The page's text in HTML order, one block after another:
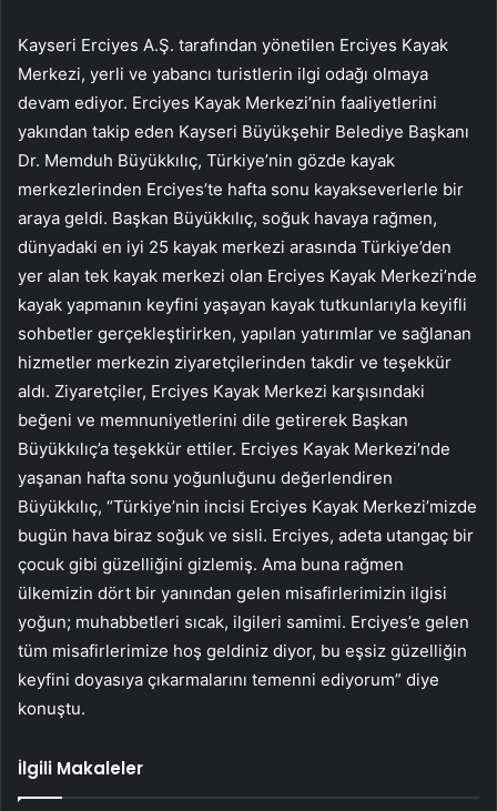
Kayseri Erciyes A.Ş. tarafından yönetilen Erciyes Kayak
Merkezi, yerli ve yabancı turistlerin ilgi odağı olmaya
devam ediyor. Erciyes Kayak Merkezi’nin faaliyetlerini
yakından takip eden Kayseri Büyükşehir Belediye Başkanı
Dr. Memduh Büyükkılıç, Türkiye’nin gözde kayak
merkezlerinden Erciyes’te hafta sonu kayakseverlerle bir
araya geldi. Başkan Büyükkılıç, soğuk havaya rağmen,
dünyadaki en iyi 25 kayak merkezi arasında Türkiye’den
yer alan tek kayak merkezi olan Erciyes Kayak Merkezi’nde
kayak yapmanın keyfini yaşayan kayak tutkunlarıyla keyifli
sohbetler gerçekleştirirken, yapılan yatırımlar ve sağlanan
hizmetler merkezin ziyaretçilerinden takdir ve teşekkür
aldı. Ziyaretçiler, Erciyes Kayak Merkezi karşısındaki
beğeni ve memnuniyetlerini dile getirerek Başkan
Büyükkılıç’a teşekkür ettiler. Erciyes Kayak Merkezi’nde
yaşanan hafta sonu yoğunluğunu değerlendiren
Büyükkılıç, “Türkiye’nin incisi Erciyes Kayak Merkezi’mizde
bugün hava biraz soğuk ve sisli. Erciyes, adeta utangaç bir
çocuk gibi güzelliğini gizlemiş. Ama buna rağmen
ülkemizin dört bir yanından gelen misafirlerimizin ilgisi
yoğun; muhabbetleri sıcak, ilgileri samimi. Erciyes’e gelen
tüm misafirlerimize hoş geldiniz diyor, bu eşsiz güzelliğin
keyfini doyasıya çıkarmalarını temenni ediyorum” diye
konuştu.
İlgili Makaleler